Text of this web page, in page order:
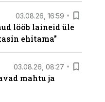
03.08.26, 16:59
lööb laineid üle
ehitama”
03.08.26, 08:27
mahtu ja